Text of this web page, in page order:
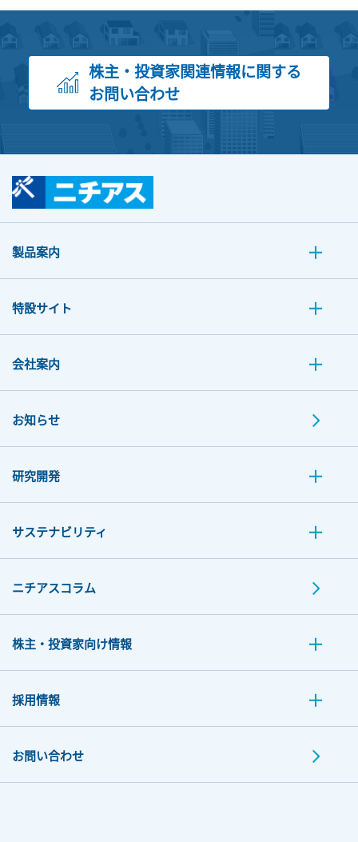
株主・投資家関連情報に関する
お問い合わせ
製品案内
特設サイト
会社案内
お知らせ
研究開発
サステナビリティ
ニチアスコラム
株主・投資家向け情報
採用情報
お問い合わせ